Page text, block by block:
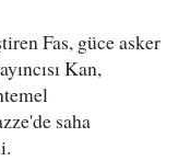
Fas, güce asker
Kan,
saha